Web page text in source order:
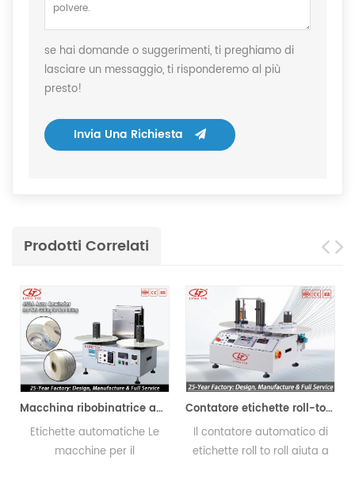
se hai domande o suggerimenti, ti preghiamo di
lasciare un messaggio, ti risponderemo al più
presto!
Invia Una Richiesta
Prodotti Correlati
Macchina ribobinatrice automatica
Etichette automatiche Le
macchine per il
Contatore etichette roll-to-roll
Il contatore automatico di
etichette roll to roll aiuta a